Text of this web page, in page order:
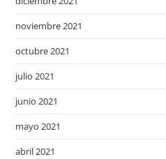
noviembre 2021
octubre 2021
julio 2021
junio 2021
mayo 2021
abril 2021